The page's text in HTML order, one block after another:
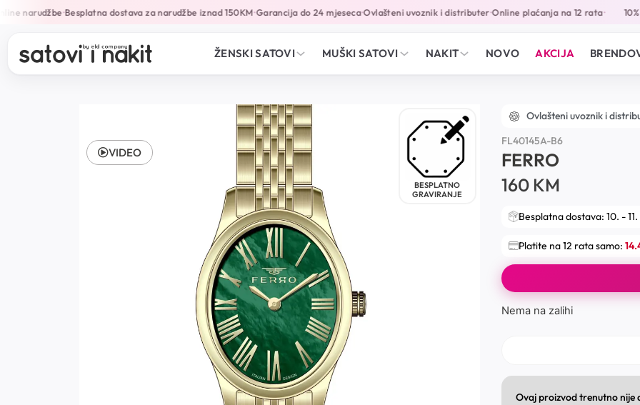
narudžbe•Besplatna dostava za narudžbe iznad 150KM•Garancija do 24 mjeseca•Ovlašteni uvoznik i distributer•Online plaćanja na 12 rata•
ŽENSKI SATOVI MUŠKI SATOVI NAKIT NOVO AKCIJA
BESPLATNO
GRAVIRANJE
VIDEO
Ovlašteni uvoznik i
FL40145A-B6
FERRO
160 KM
Besplatna dostava: 10. -
Platite na 12 rata samo:
Nema na zalihi
Ovaj proizvod trenutno nije